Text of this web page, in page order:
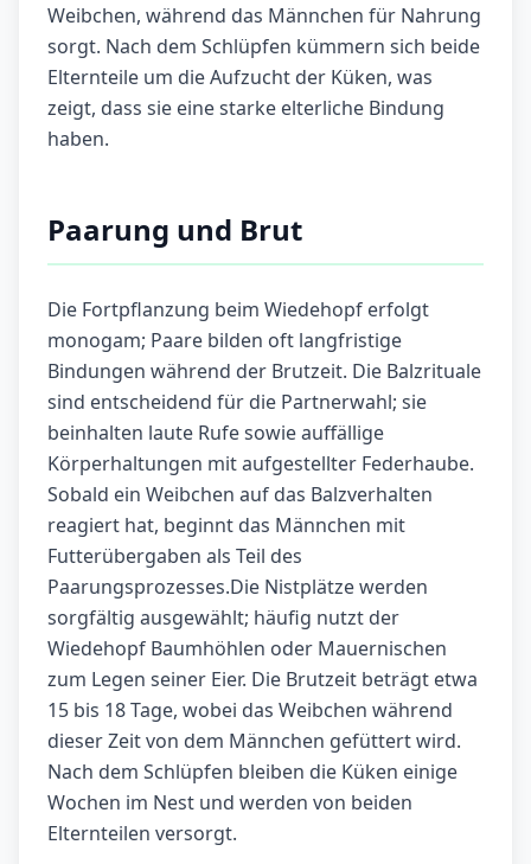
Weibchen, während das Männchen für Nahrung
sorgt. Nach dem Schlüpfen kümmern sich beide
Elternteile um die Aufzucht der Küken, was
zeigt, dass sie eine starke elterliche Bindung
haben.
Paarung und Brut
Die Fortpflanzung beim Wiedehopf erfolgt
monogam; Paare bilden oft langfristige
Bindungen während der Brutzeit. Die Balzrituale
sind entscheidend für die Partnerwahl; sie
beinhalten laute Rufe sowie auffällige
Körperhaltungen mit aufgestellter Federhaube.
Sobald ein Weibchen auf das Balzverhalten
reagiert hat, beginnt das Männchen mit
Futterübergaben als Teil des
Paarungsprozesses.Die Nistplätze werden
sorgfältig ausgewählt; häufig nutzt der
Wiedehopf Baumhöhlen oder Mauernischen
zum Legen seiner Eier. Die Brutzeit beträgt etwa
15 bis 18 Tage, wobei das Weibchen während
dieser Zeit von dem Männchen gefüttert wird.
Nach dem Schlüpfen bleiben die Küken einige
Wochen im Nest und werden von beiden
Elternteilen versorgt.